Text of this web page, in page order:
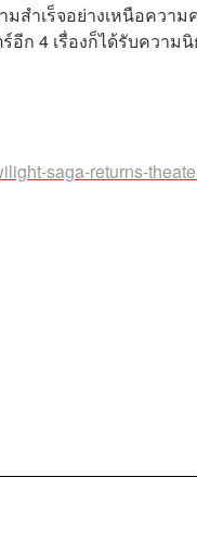
สำเร็จอย่างเหนือความ
ก 4 เรื่องก็ได้รับความ
saga-returns-